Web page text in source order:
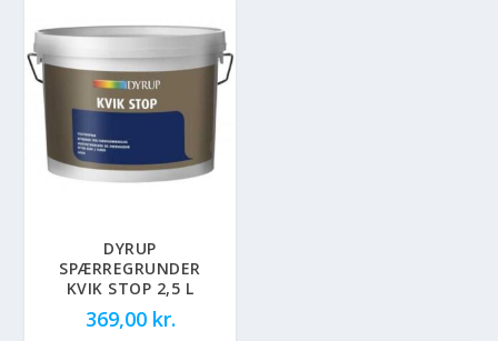
DYRUP
SPÆRREGRUNDER
KVIK STOP 2,5 L
369,00 kr.